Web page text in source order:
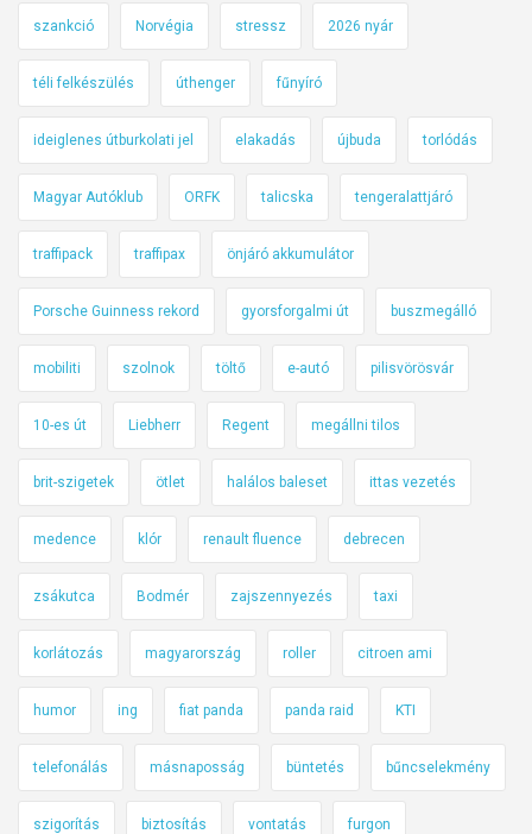
szankció Norvégia stressz 2026 nyár
téli felkészülés úthenger fűnyíró
ideiglenes útburkolati jel elakadás újbuda torlódás
Magyar Autóklub ORFK talicska tengeralattjáró
traffipack traffipax önjáró akkumulátor
Porsche Guinness rekord gyorsforgalmi út buszmegálló
mobiliti szolnok töltő e-autó pilisvörösvár
10-es út Liebherr Regent megállni tilos
brit-szigetek ötlet halálos baleset ittas vezetés
medence klór renault fluence debrecen
zsákutca Bodmér zajszennyezés taxi
korlátozás magyarország roller citroen ami
humor ing fiat panda panda raid KTI
telefonálás másnaposság büntetés bűncselekmény
szigorítás biztosítás vontatás furgon